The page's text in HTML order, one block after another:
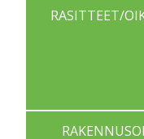
RASITTEET/